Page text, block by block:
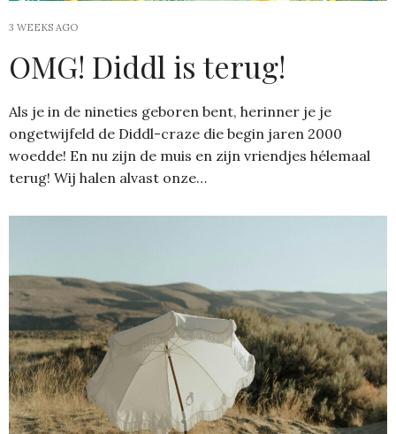
3 WEEKS AGO
OMG! Diddl is terug!
Als je in de nineties geboren bent, herinner je je
ongetwijfeld de Diddl-craze die begin jaren 2000
woedde! En nu zijn de muis en zijn vriendjes hélemaal
terug! Wij halen alvast onze…